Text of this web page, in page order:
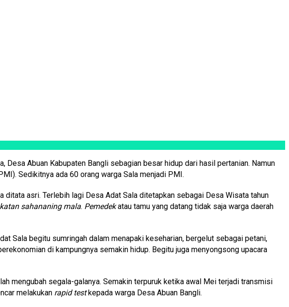
Desa Abuan Kabupaten Bangli sebagian besar hidup dari hasil pertanian. Namun
Sedikitnya ada 60 orang warga Sala menjadi PMI.
ditata asri. Terlebih lagi Desa Adat Sala ditetapkan sebagai Desa Wisata tahun
sahananing mala. Pemedekatau tamu yang datang tidak saja warga daerah
Sala begitu sumringah dalam menapaki keseharian, bergelut sebagai petani,
di kampungnya semakin hidup. Begitu juga menyongsong upacara
mengubah segala-galanya. Semakin terpuruk ketika awal Mei terjadi transmisi
melakukan rapid testkepada warga Desa Abuan Bangli.